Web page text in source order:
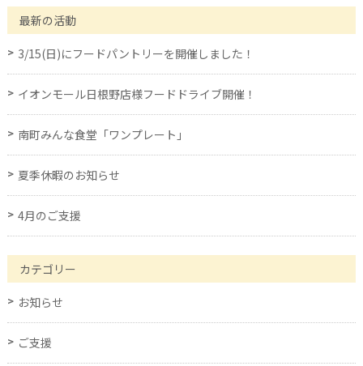
最新の活動
3/15(日)にフードパントリーを開催しました！
イオンモール日根野店様フードドライブ開催！
南町みんな食堂「ワンプレート」
夏季休暇のお知らせ
4月のご支援
カテゴリー
お知らせ
ご支援